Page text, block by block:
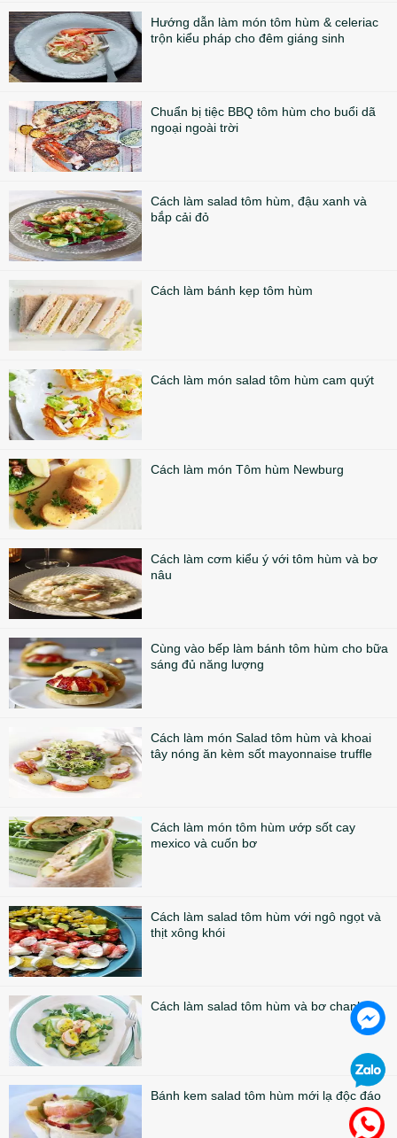
Hướng dẫn làm món tôm hùm & celeriac
trộn kiểu pháp cho đêm giáng sinh
Chuẩn bị tiệc BBQ tôm hùm cho buổi dã
ngoại ngoài trời
Cách làm salad tôm hùm, đậu xanh và
bắp cải đỏ
Cách làm bánh kẹp tôm hùm
Cách làm món salad tôm hùm cam quýt
Cách làm món Tôm hùm Newburg
Cách làm cơm kiểu ý với tôm hùm và bơ
nâu
Cùng vào bếp làm bánh tôm hùm cho bữa
sáng đủ năng lượng
Cách làm món Salad tôm hùm và khoai
tây nóng ăn kèm sốt mayonnaise truffle
Cách làm món tôm hùm ướp sốt cay
mexico và cuốn bơ
Cách làm salad tôm hùm với ngô ngọt và
thịt xông khói
Cách làm salad tôm hùm và bơ chanh
Bánh kem salad tôm hùm mới lạ độc đáo